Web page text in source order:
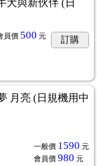
犬與新伙伴 (日
員價 500 元 訂購
月亮 (日規機用中
一般價 1590 元
會員價 980 元